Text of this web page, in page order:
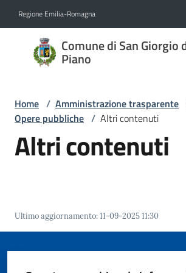
Regione Emilia-Romagna
Comune di San Giorgio
Piano
Comune
di San
di Piano
Amministrazione
Servizi
Vivere
Home / Amministrazione trasparente
Opere pubbliche / Altri contenuti
Altri contenuti
Ultimo aggiornamento:11-09-2025 11:30